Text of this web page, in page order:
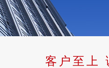
客户至上